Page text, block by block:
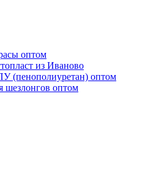
оптом
из Иваново
(пенополиуретан) оптом
шезлонгов оптом